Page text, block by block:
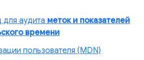
аудита меток и показателей
времени
пользователя (MDN)